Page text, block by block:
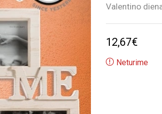
Valentino
12,67€
Neturime